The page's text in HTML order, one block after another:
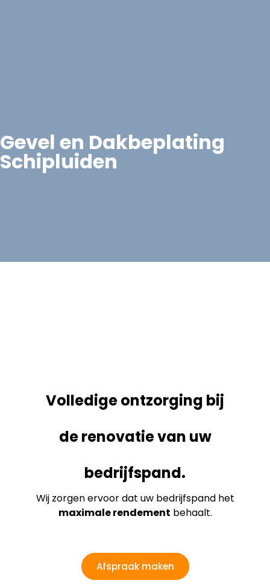
Gevel en Dakbeplating
Schipluiden
Volledige ontzorging bij
de renovatie van uw
bedrijfspand.
Wij zorgen ervoor dat uw bedrijfspand het
maximale rendement behaalt.
Afspraak maken